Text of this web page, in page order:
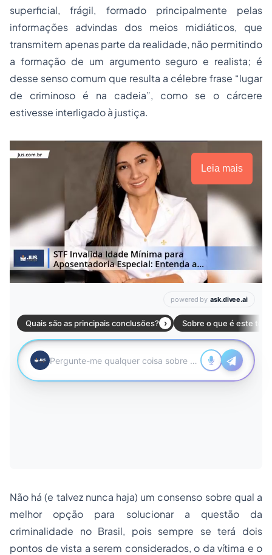
superficial, frágil, formado principalmente pelas
informações advindas dos meios midiáticos, que
transmitem apenas parte da realidade, não permitindo
a formação de um argumento seguro e realista; é
desse senso comum que resulta a célebre frase “lugar
de criminoso é na cadeia”, como se o cárcere
estivesse interligado à justiça.
Leia mais
Não há (e talvez nunca haja) um consenso sobre qual a
melhor opção para solucionar a questão da
criminalidade no Brasil, pois sempre se terá dois
pontos de vista a serem considerados, o da vítima e o